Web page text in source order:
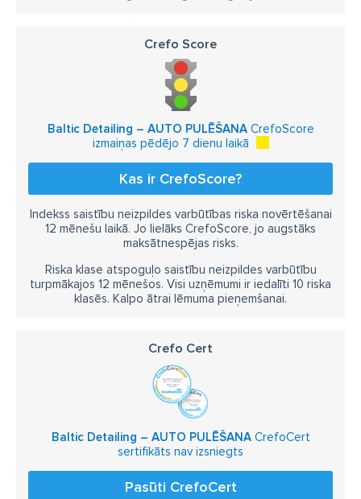
Crefo Score
Baltic Detailing – AUTO PULĒŠANACrefoScore
izmaiņas pēdējo 7 dienu laikā
Kas ir CrefoScore?
Indekss saistību neizpildes varbūtības riska novērtēšanai
12 mēnešu laikā. Jo lielāks CrefoScore, jo augstāks
maksātnespējas risks.
Riska klase atspoguļo saistību neizpildes varbūtību
turpmākajos 12 mēnešos. Visi uzņēmumi ir iedalīti 10 riska
klasēs. Kalpo ātrai lēmuma pieņemšanai.
Crefo Cert
Baltic Detailing – AUTO PULĒŠANACrefoCert
sertifikāts nav izsniegts
Pasūti CrefoCert